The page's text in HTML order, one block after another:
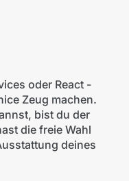
oder React -
Zeug machen.
bist du der
die freie Wahl
deines